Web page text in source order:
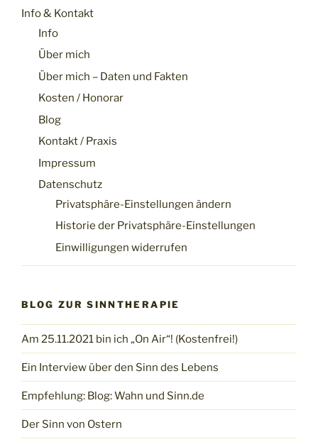
Info & Kontakt
Info
Über mich
Über mich – Daten und Fakten
Kosten / Honorar
Blog
Kontakt / Praxis
Impressum
Datenschutz
Privatsphäre-Einstellungen ändern
Historie der Privatsphäre-Einstellungen
Einwilligungen widerrufen
BLOG ZUR SINNTHERAPIE
Am 25.11.2021 bin ich „On Air“! (Kostenfrei!)
Ein Interview über den Sinn des Lebens
Empfehlung: Blog: Wahn und Sinn.de
Der Sinn von Ostern